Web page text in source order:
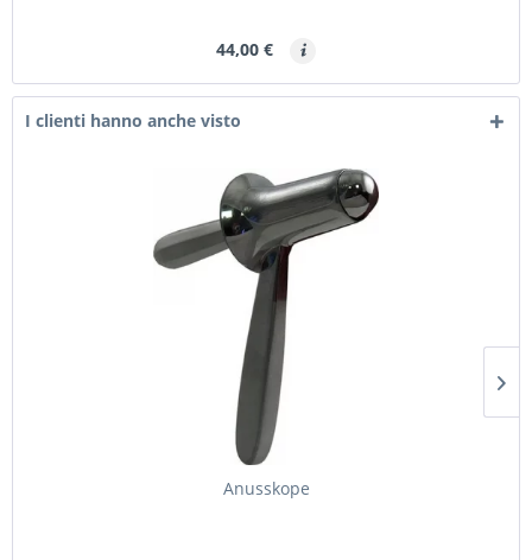
44,00 €
I clienti hanno anche visto
Anusskope